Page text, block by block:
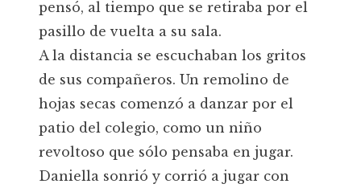
pensó, al tiempo que se retiraba por el
pasillo de vuelta a su sala.
A la distancia se escuchaban los gritos
de sus compañeros. Un remolino de
hojas secas comenzó a danzar por el
patio del colegio, como un niño
revoltoso que sólo pensaba en jugar.
Daniella sonrió y corrió a jugar con